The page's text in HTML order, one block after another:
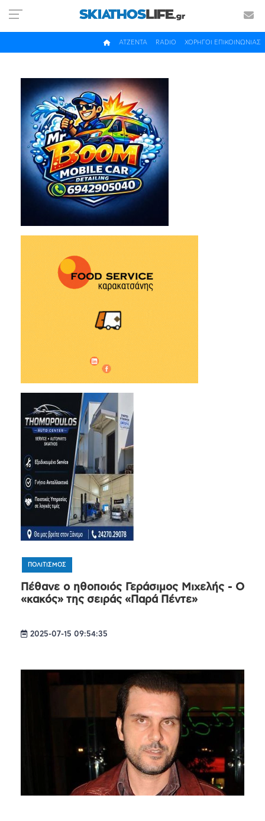
ΧΟΡΗΓΟΙ ΕΠΙΚΟΙΝΩΝΙΑΣ
RADIO
ΑΤΖΕΝΤΑ
ΠΟΛΙΤΙΣΜΟΣ
Πέθανε ο ηθοποιός Γεράσιμος Μιχελής - Ο
«κακός» της σειράς «Παρά Πέντε»
2025-07-15 09:54:35